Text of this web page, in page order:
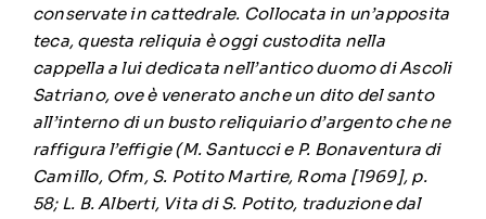
conservate in cattedrale. Collocata in un’apposita
teca, questa reliquia è oggi custodita nella
cappella a lui dedicata nell’antico duomo di Ascoli
Satriano, ove è venerato anche un dito del santo
all’interno di un busto reliquiario d’argento che ne
raffigura l’effigie (M. Santucci e P. Bonaventura di
Camillo, Ofm, S. Potito Martire, Roma [1969], p.
58; L. B. Alberti, Vita di S. Potito, traduzione dal